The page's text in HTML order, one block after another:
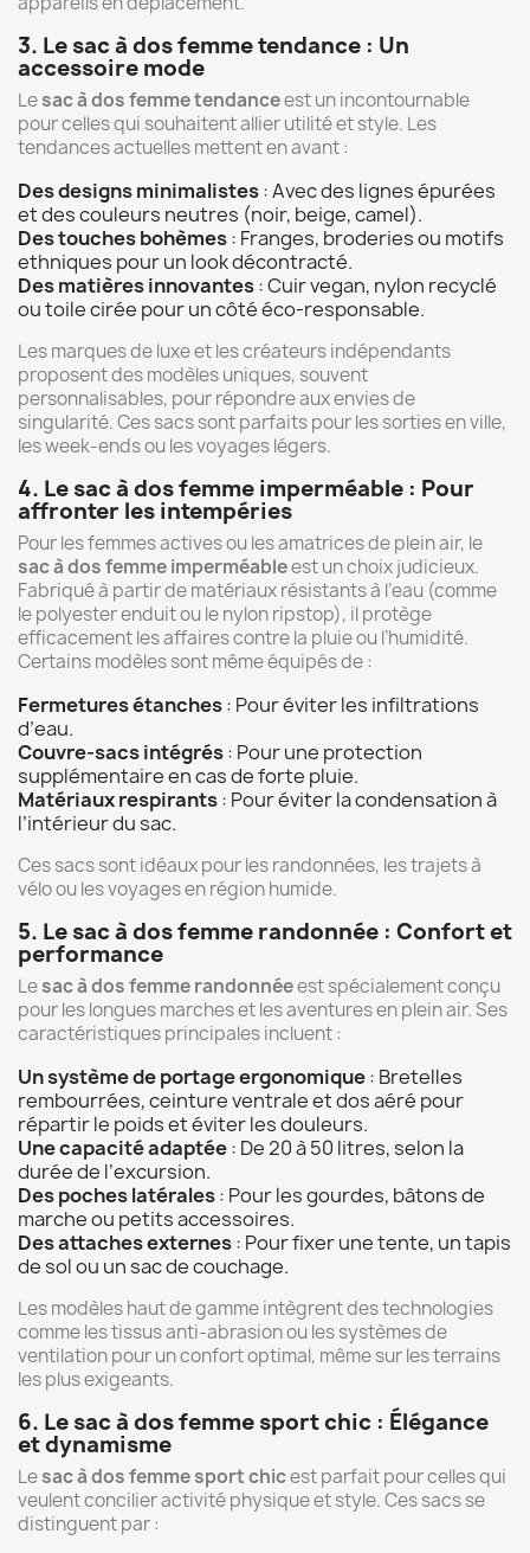
3. Le sac à dos femme tendance : Un
accessoire mode
Lesac à dos femme tendanceest un incontournable
pour celles qui souhaitent allier utilité et style. Les
tendances actuelles mettent en avant :
Des designs minimalistes: Avec des lignes épurées
et des couleurs neutres (noir, beige, camel).
Des touches bohèmes: Franges, broderies ou motifs
ethniques pour un look décontracté.
Des matières innovantes: Cuir vegan, nylon recyclé
ou toile cirée pour un côté éco-responsable.
Les marques de luxe et les créateurs indépendants
proposent des modèles uniques, souvent
personnalisables, pour répondre aux envies de
singularité. Ces sacs sont parfaits pour les sorties en ville,
les week-ends ou les voyages légers.
4. Le sac à dos femme imperméable : Pour
affronter les intempéries
Pour les femmes actives ou les amatrices de plein air, le
sac à dos femme imperméableest un choix judicieux.
Fabriqué à partir de matériaux résistants à l’eau (comme
le polyester enduit ou le nylon ripstop), il protège
efficacement les affaires contre la pluie ou l’humidité.
Certains modèles sont même équipés de :
Fermetures étanches: Pour éviter les infiltrations
d’eau.
Couvre-sacs intégrés: Pour une protection
supplémentaire en cas de forte pluie.
Matériaux respirants: Pour éviter la condensation à
l’intérieur du sac.
Ces sacs sont idéaux pour les randonnées, les trajets à
vélo ou les voyages en région humide.
5. Le sac à dos femme randonnée : Confort et
performance
Lesac à dos femme randonnéeest spécialement conçu
pour les longues marches et les aventures en plein air. Ses
caractéristiques principales incluent :
Un système de portage ergonomique: Bretelles
rembourrées, ceinture ventrale et dos aéré pour
répartir le poids et éviter les douleurs.
Une capacité adaptée: De 20 à 50 litres, selon la
durée de l’excursion.
Des poches latérales: Pour les gourdes, bâtons de
marche ou petits accessoires.
Des attaches externes: Pour fixer une tente, un tapis
de sol ou un sac de couchage.
Les modèles haut de gamme intègrent des technologies
comme les tissus anti-abrasion ou les systèmes de
ventilation pour un confort optimal, même sur les terrains
les plus exigeants.
6. Le sac à dos femme sport chic : Élégance
et dynamisme
Lesac à dos femme sport chicest parfait pour celles qui
veulent concilier activité physique et style. Ces sacs se
distinguent par :